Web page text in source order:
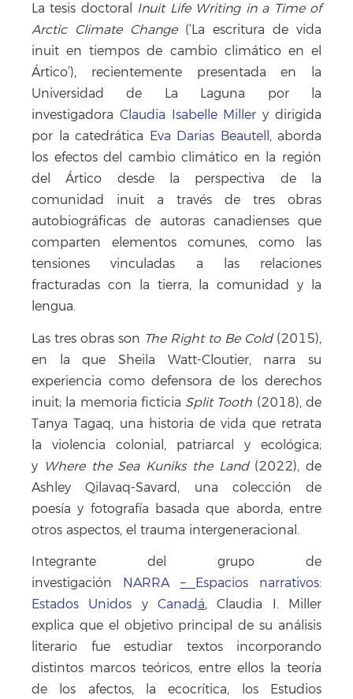
La tesis doctoral Inuit Life Writing in a Time of
Arctic Climate Change(‘La escritura de vida
inuit en tiempos de cambio climático en el
Ártico’), recientemente presentada en la
Universidad de La Laguna por la
investigadora Claudia Isabelle Miller y dirigida
por la catedrática Eva Darias Beautell, aborda
los efectos del cambio climático en la región
del Ártico desde la perspectiva de la
comunidad inuit a través de tres obras
autobiográficas de autoras canadienses que
comparten elementos comunes, como las
tensiones vinculadas a las relaciones
fracturadas con la tierra, la comunidad y la
lengua.
Las tres obras son The Right to Be Cold(2015),
en la que Sheila Watt-Cloutier, narra su
experiencia como defensora de los derechos
inuit; la memoria ficticia Split Tooth (2018), de
Tanya Tagaq, una historia de vida que retrata
la violencia colonial, patriarcal y ecológica;
y Where the Sea Kuniks the Land(2022), de
Ashley Qilavaq-Savard, una colección de
poesía y fotografía basada que aborda, entre
otros aspectos, el trauma intergeneracional.
Integrante del grupo de
investigación NARRA – Espacios narrativos:
Estados Unidos y Canadá, Claudia I. Miller
explica que el objetivo principal de su análisis
literario fue estudiar textos incorporando
distintos marcos teóricos, entre ellos la teoría
de los afectos, la ecocrítica, los Estudios